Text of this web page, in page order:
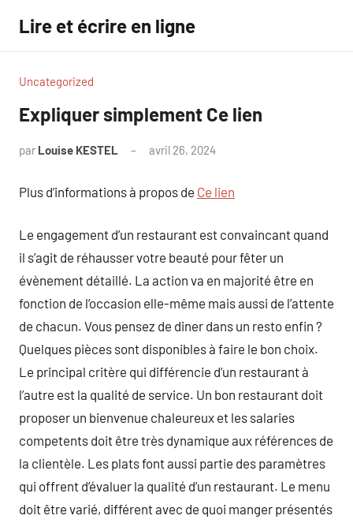
contenu
Lire et écrire en ligne
Uncategorized
Expliquer simplement Ce lien
par Louise KESTEL avril 26, 2024
Plus d’informations à propos de Ce lien
Le engagement d’un restaurant est convaincant quand
il s’agit de réhausser votre beauté pour fêter un
évènement détaillé. La action va en majorité être en
fonction de l’occasion elle-même mais aussi de l’attente
de chacun. Vous pensez de diner dans un resto enfin ?
Quelques pièces sont disponibles à faire le bon choix.
Le principal critère qui différencie d’un restaurant à
l’autre est la qualité de service. Un bon restaurant doit
proposer un bienvenue chaleureux et les salaries
competents doit être très dynamique aux références de
la clientèle. Les plats font aussi partie des paramètres
qui offrent d’évaluer la qualité d’un restaurant. Le menu
doit être varié, différent avec de quoi manger présentés